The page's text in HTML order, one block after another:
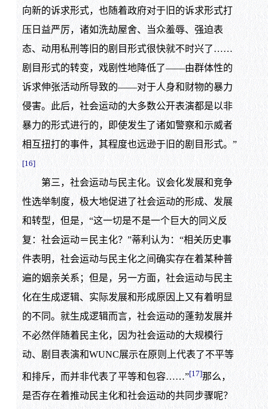
向新的诉求形式，也随着政府对于旧的诉求形式打
压日益严厉，诸如洗劫屋舍、当众羞辱、强迫表
态、动用私刑等旧的剧目形式很快就不时兴了……
剧目形式的转变，戏剧性地降低了——由群体性的
诉求伸张活动所导致的——对于人身和财物的暴力
侵害。此后，社会运动的大多数公开表演都是以非
暴力的形式进行的，即使发生了诸如警察和示威者
相互扭打的事件，其程度也远逊于旧的剧目形式。”
[16]
第三，社会运动与民主化。议会化发展和竞争
性选举制度，极大地促进了社会运动的形成、发展
和转型，但是，“这一切是不是一个巨大的同义反
复：社会运动＝民主化？”蒂利认为：“相关历史事
件表明，社会运动与民主化之间确实存在着某种普
遍的姻亲关系；但是，另一方面，社会运动与民主
化在生成逻辑、实际发展和形成原因上又有着明显
的不同。就生成逻辑而言，社会运动的蓬勃发展并
不必然伴随着民主化，因为社会运动的大规模行
动、剧目表演和WUNC展示在原则上代表了不平等
和排斥，而并非代表了平等和包容……”[17]那么，
是否存在着推动民主化和社会运动的共同步骤呢？